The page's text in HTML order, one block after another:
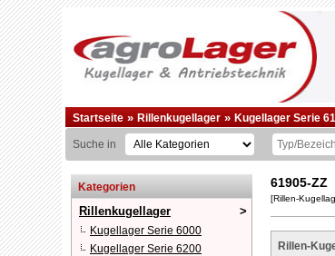
Startseite » Rillenkugellager » Kugellager Serie
Suche in
Kategorien
Rillenkugellager
Kugellager Serie 6000
Kugellager Serie 6200
61905-ZZ
[Rillen-
Rillen-